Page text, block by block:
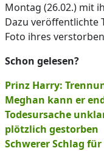
Montag (26.02.) mit
Dazu veröffentlichte
Foto ihres
Schon gelesen?
Prinz Harry:
Meghan kann er
Todesursache
plötzlich gestorben
Schwerer Schlag